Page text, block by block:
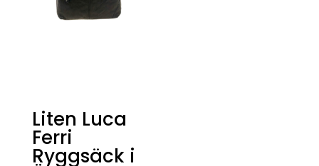
Liten Luca
Ferri
Ryggsäck i